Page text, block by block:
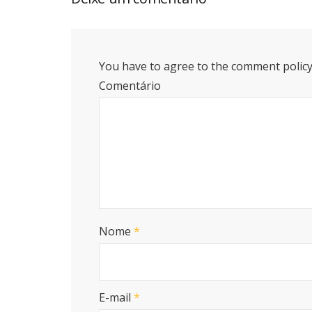
You have to agree to the comment
Comentário
Nome *
E-mail *